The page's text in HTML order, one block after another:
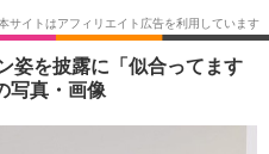
韓国・芸能
スポーツ
グルメ
ショッピング
姿を披露に「似合ってます
写真・画像